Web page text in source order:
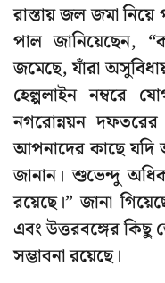
রাস্তায় জল জমা নিয়ে
পাল জানিয়েছেন,
জমেছে, যাঁরা
হেল্পলাইন
নগরোন্নয়ন দফতরের
আপনাদের কাছে যদি
জানান। শুভেন্দু
রয়েছে।” জানা
এবং উত্তরবঙ্গের কিছু
সম্ভাবনা রয়েছে।